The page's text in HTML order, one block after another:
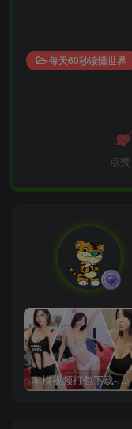
每天60秒读懂世界
点赞
车模视频打包下载-高清无水印版